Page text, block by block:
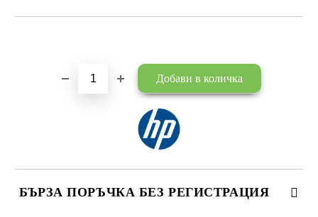
БЪРЗА ПОРЪЧКА БЕЗ РЕГИСТРАЦИЯ